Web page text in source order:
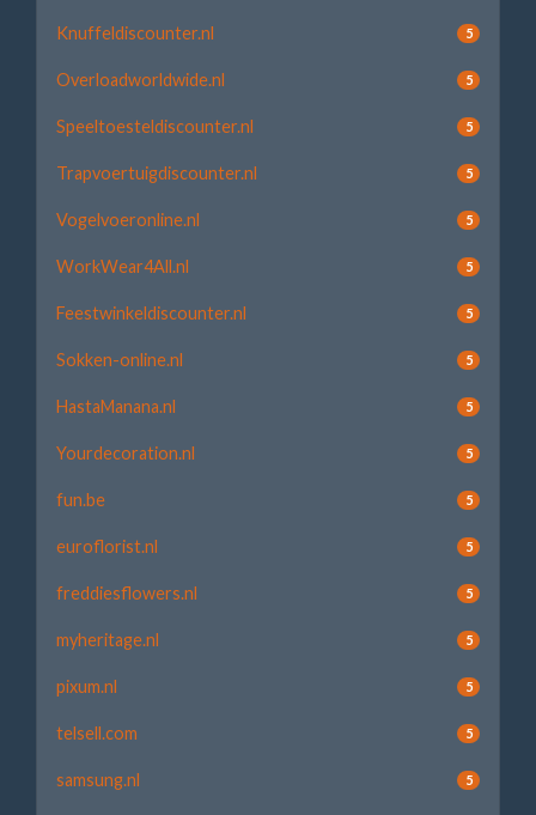
Knuffeldiscounter.nl 5
Overloadworldwide.nl 5
Speeltoesteldiscounter.nl 5
Trapvoertuigdiscounter.nl 5
Vogelvoeronline.nl 5
WorkWear4All.nl 5
Feestwinkeldiscounter.nl 5
Sokken-online.nl 5
HastaManana.nl 5
Yourdecoration.nl 5
fun.be 5
euroflorist.nl 5
freddiesflowers.nl 5
myheritage.nl 5
pixum.nl 5
telsell.com 5
samsung.nl 5